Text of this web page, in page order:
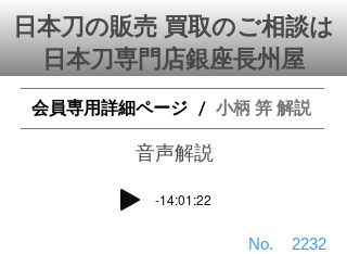
日本刀の販売 買取のご相談は
日本刀専門店銀座⻑州屋
会員専用詳細ページ / 小柄 笄 解説
​音声解説
-14:01:22
​No. 2232